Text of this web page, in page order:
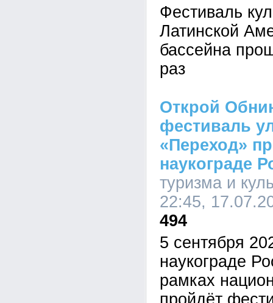
Фестиваль
Латинской
бассейна
раз
Открой
фестиваль
«Переход»
наукограде
туризма и
22:45,
494
5 сентября
наукограде
рамках
пройдёт